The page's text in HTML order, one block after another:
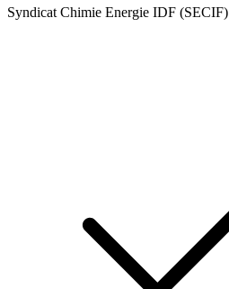
Syndicat Chimie Energie IDF (SECIF)